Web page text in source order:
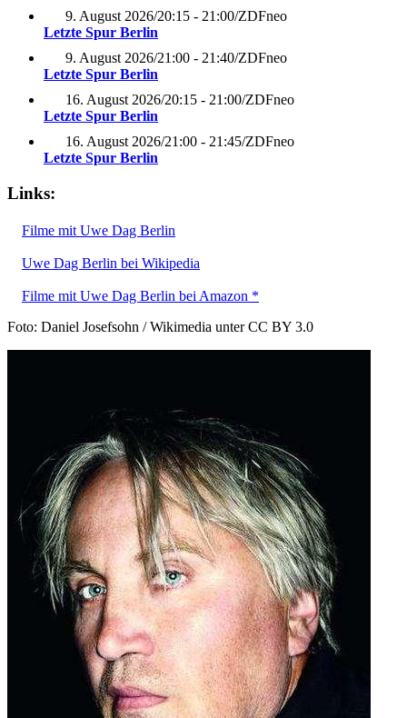
9. August 2026/20:15 - 21:00/ZDFneo
Letzte Spur Berlin
9. August 2026/21:00 - 21:40/ZDFneo
Letzte Spur Berlin
16. August 2026/20:15 - 21:00/ZDFneo
Letzte Spur Berlin
16. August 2026/21:00 - 21:45/ZDFneo
Letzte Spur Berlin
Links:
Filme mit Uwe Dag Berlin
Uwe Dag Berlin bei Wikipedia
Filme mit Uwe Dag Berlin bei Amazon *
Foto: Daniel Josefsohn / Wikimedia unter CC BY 3.0